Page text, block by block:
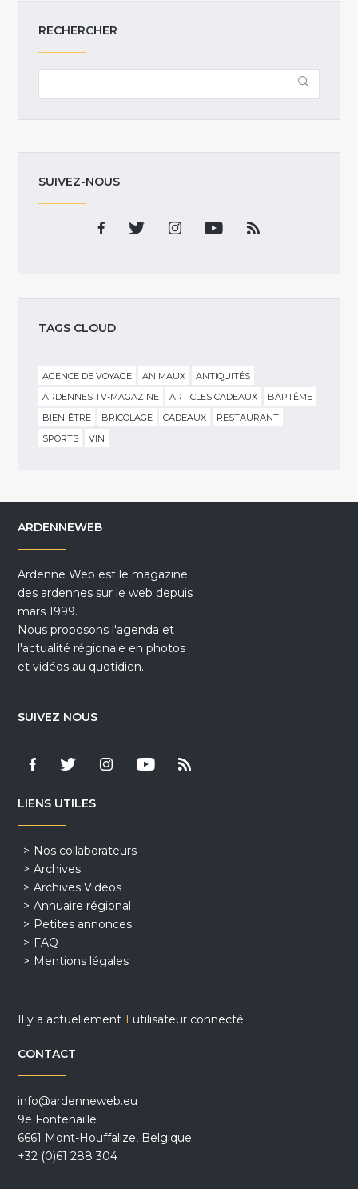
RECHERCHER
SUIVEZ-NOUS
TAGS CLOUD
AGENCE DE VOYAGE ANIMAUX
ANTIQUITÉS
ARDENNES TV-MAGAZINE
ARTICLES CADEAUX
BAPTÊME
BIEN-ÊTRE
BRICOLAGE CADEAUX
RESTAURANT
SPORTS
VIN
ARDENNEWEB
Ardenne Web est le magazine
des ardennes sur le web depuis
mars 1999.
Nous proposons l'agenda et
l'actualité régionale en photos
et vidéos au quotidien.
SUIVEZ NOUS
LIENS UTILES
Nos collaborateurs
Archives
Archives Vidéos
Annuaire régional
Petites annonces
FAQ
Mentions légales
Il y a actuellement1 utilisateur connecté.
CONTACT
info@ardenneweb.eu
9e Fontenaille
6661 Mont-Houffalize, Belgique
+32 (0)61 288 304